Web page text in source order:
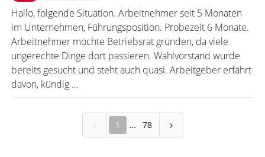
Hallo, folgende Situation. Arbeitnehmer seit 5 Monaten
im Unternehmen, Führungsposition. Probezeit 6 Monate.
Arbeitnehmer möchte Betriebsrat gründen, da viele
ungerechte Dinge dort passieren. Wahlvorstand wurde
bereits gesucht und steht auch quasi. Arbeitgeber erfährt
davon, kündig ...
1 78